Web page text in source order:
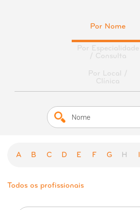
Por Nome
Por Especialidade
/ Consulta
Por Local /
Clínica
A B C D E F G H I
Todos os profissionais